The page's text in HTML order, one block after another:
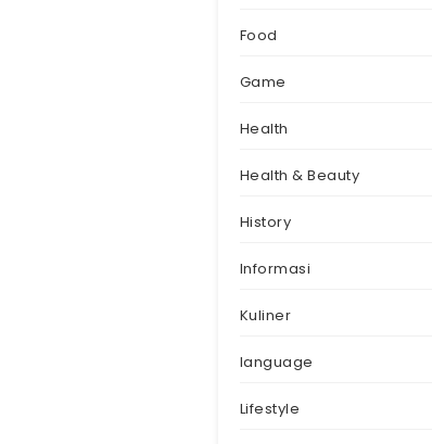
Food
Game
Health
Health & Beauty
History
Informasi
Kuliner
language
Lifestyle